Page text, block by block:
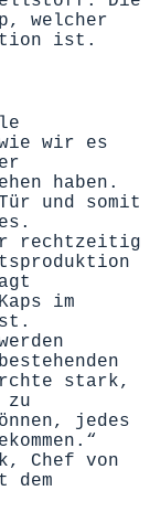
welcher
ist.
wir es
haben.
und somit
rechtzeitig
im
stark,
zu
jedes
Chef von
dem